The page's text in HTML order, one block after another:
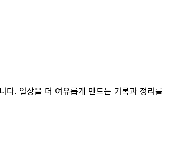
다. 일상을 더 여유롭게 만드는 기록과 정리를